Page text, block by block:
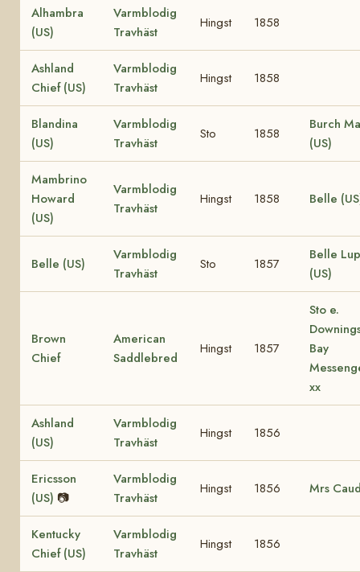
Alhambra
(US)
Varmblodig
Travhäst
Hingst 1858
Ashland
Chief (US)
Varmblodig
Travhäst
Hingst 1858
Blandina
(US)
Varmblodig
Travhäst
Sto 1858
Burch
(US)
Mambrino
Howard
(US)
Varmblodig
Travhäst
Hingst 1858 Belle
Belle (US)
Varmblodig
Travhäst
Sto 1857
Belle
(US)
Brown
Chief
American
Saddlebred
Hingst 1857
Sto e.
Bay
xx
Ashland
(US)
Varmblodig
Travhäst
Hingst 1856
Ericsson
(US) 📷
Varmblodig
Travhäst
Hingst 1856 Mrs
Kentucky
Chief (US)
Varmblodig
Travhäst
Hingst 1856